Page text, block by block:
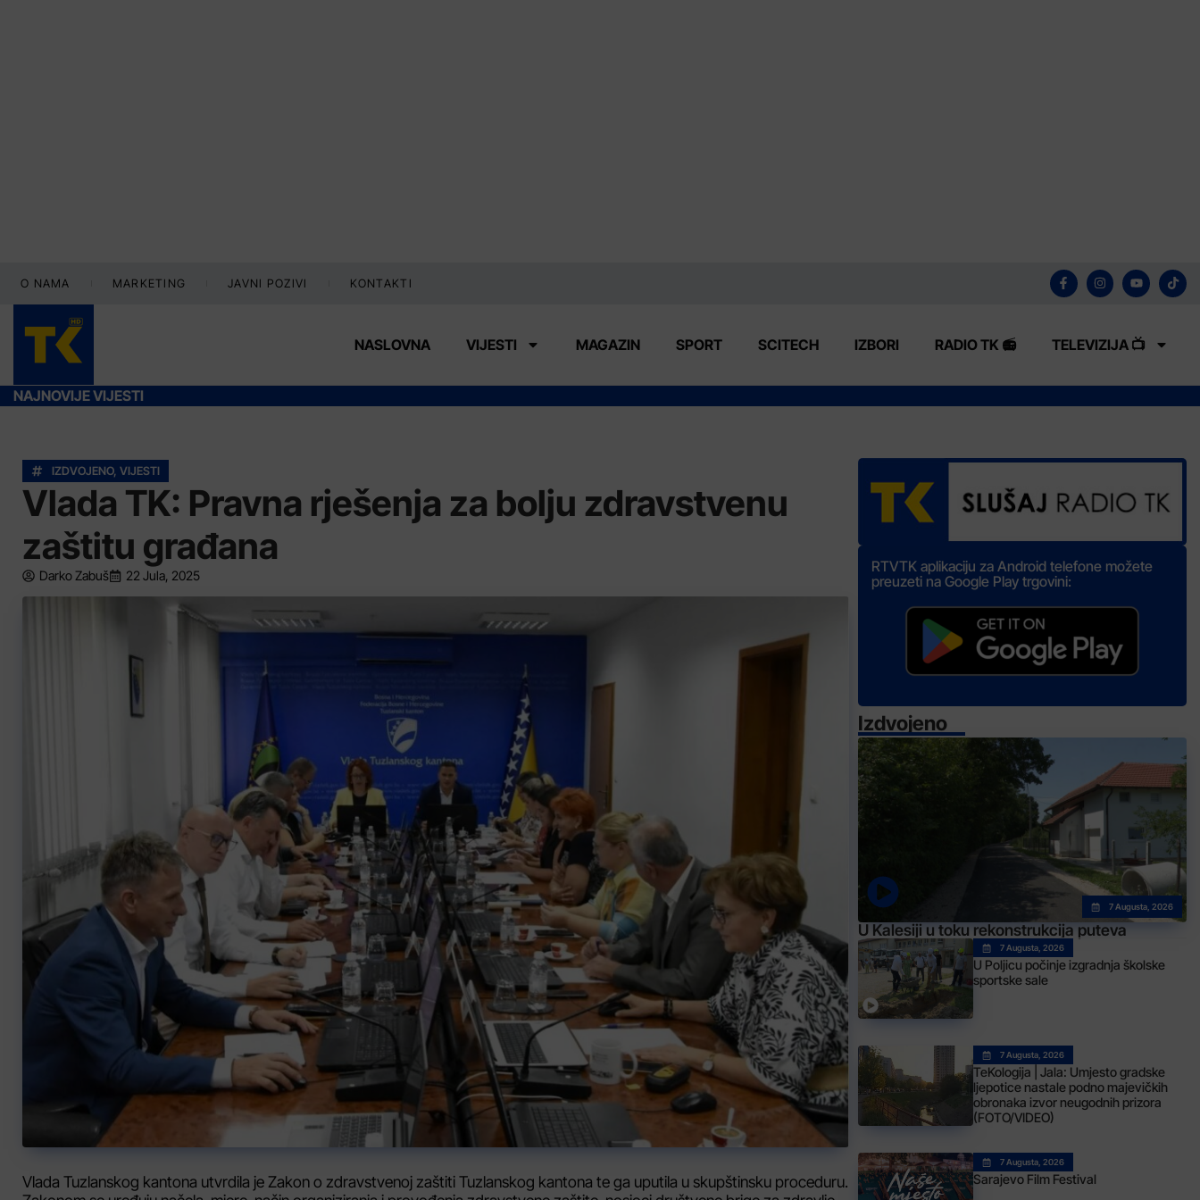
O NAMA MARKETING JAVNI POZIVI KONTAKTI
NASLOVNA VIJESTI MAGAZIN SPORT SCITECH IZBORI RADIO TK 📻 TELEVIZIJA 📺
NAJNOVIJE VIJESTI
IZDVOJENO, VIJESTI
Vlada TK: Pravna rješenja za bolju zdravstvenu
zaštitu građana
Darko Zabuš 22 Jula, 2025
Vlada Tuzlanskog kantona utvrdila je Zakon o zdravstvenoj zaštiti Tuzlanskog kantona te ga uputila u skupštinsku proceduru.
RTVTK aplikaciju za Android telefone možete
preuzeti na Google Play trgovini:
Izdvojeno
7 Augusta, 2026
U Kalesiji u toku rekonstrukcija puteva
7 Augusta, 2026
U Poljicu počinje izgradnja školske
sportske sale
7 Augusta, 2026
TeKologija | Jala: Umjesto gradske
ljepotice nastale podno majevičkih
obronaka izvor neugodnih prizora
(FOTO/VIDEO)
7 Augusta, 2026
Sarajevo Film Festival